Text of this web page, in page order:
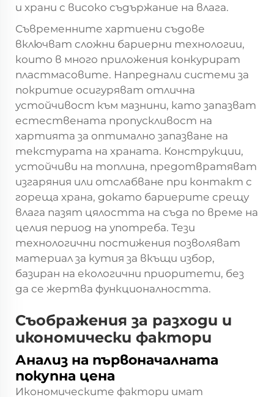
и храни с високо съдържание на влага.
Съвременните хартиени съдове
включват сложни бариерни технологии,
които в много приложения конкурират
пластмасовите. Напреднали системи за
покритие осигуряват отлична
устойчивост към мазнини, като запазват
естествената пропускливост на
хартията за оптимално запазване на
текстурата на храната. Конструкции,
устойчиви на топлина, предотвратяват
изгаряния или отслабване при контакт с
гореща храна, докато бариерите срещу
влага пазят цялостта на съда по време на
целия период на употреба. Тези
технологични постижения позволяват
материал за кутия за вкъщи избор,
базиран на екологични приоритети, без
да се жертва функционалността.
Съображения за разходи и
икономически фактори
Анализ на първоначалната
покупна цена
Икономическите фактори имат